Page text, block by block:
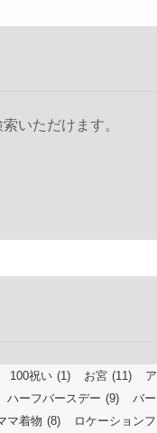
いただけます。
100祝い (1) お宮 (11)
ハーフバースデー (9) バ
マ着物 (8) ロケーションフ